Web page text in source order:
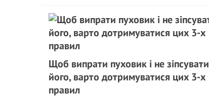
Щоб випрати пуховик і не зіпсувати
його, варто дотримуватися цих 3-х
правил